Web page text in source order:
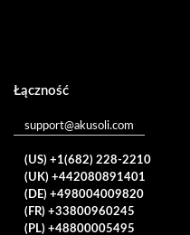
Łączność
support@akusoli.com
(US) +1(682) 228-2210
(UK) +442080891401
(DE) +498004009820
(FR) +33800960245
(PL) +48800005495